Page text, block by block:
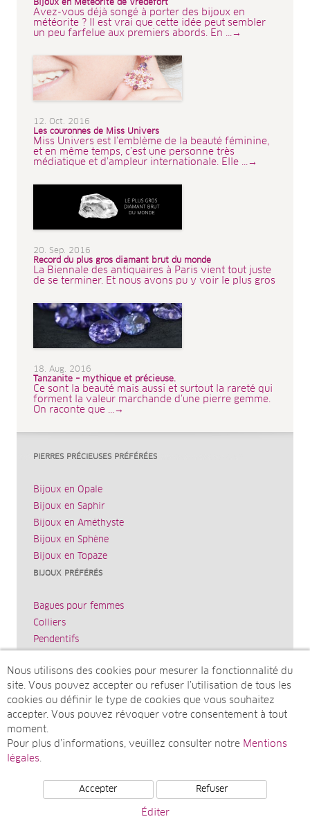
Bijoux en Météorite de Vredefort
Avez-vous déjà songé à porter des bijoux en
météorite ? Il est vrai que cette idée peut sembler
un peu farfelue aux premiers abords. En ...→
12. Oct. 2016
Les couronnes de Miss Univers
Miss Univers est l’emblème de la beauté féminine,
et en même temps, c’est une personne très
médiatique et d’ampleur internationale. Elle ...→
20. Sep. 2016
Record du plus gros diamant brut du monde
La Biennale des antiquaires à Paris vient tout juste
de se terminer. Et nous avons pu y voir le plus gros
18. Aug. 2016
Tanzanite – mythique et précieuse.
Ce sont la beauté mais aussi et surtout la rareté qui
forment la valeur marchande d’une pierre gemme.
On raconte que ...→
PIERRES PRÉCIEUSES PRÉFÉRÉES
Bijoux en Opale
Bijoux en Saphir
Bijoux en Améthyste
Bijoux en Sphène
Bijoux en Topaze
BIJOUX PRÉFÉRÉS
Bagues pour femmes
Colliers
Pendentifs
Boucles d’oreilles
JUWELO
Mentions légales
courrier@juwelo.fr
Partenariat bijoux
© Juwelo TV Deutschland GmbH (une société de elumeo
Nous utilisons des cookies pour mesurer la fonctionnalité du
site. Vous pouvez accepter ou refuser l’utilisation de tous les
cookies ou définir le type de cookies que vous souhaitez
accepter. Vous pouvez révoquer votre consentement à tout
moment.
Pour plus d’informations, veuillez consulter notre Mentions
légales.
Accepter Refuser
Éditer